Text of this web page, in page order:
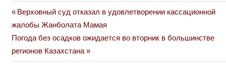
Навигация
по
записям
Previous
Post:
Верховный суд отказал в удовлетворении кассационной
жалобы Жанболата Мамая
Next
Post:
Погода без осадков ожидается во вторник в большинстве
регионов Казахстана